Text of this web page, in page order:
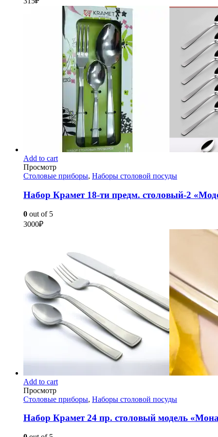
Add to cart
Просмотр
Столовые приборы, Наборы столовой посуды
Набор Крамет 18-ти предм. столовый-2
0 out of 5
3000₽
Add to cart
Просмотр
Столовые приборы, Наборы столовой посуды
Набор Крамет 24 пр. столовый модель